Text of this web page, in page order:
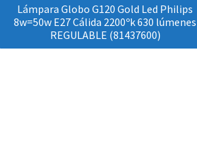
Lámpara Globo G120 Gold Led Philips
8w=50w E27 Cálida 2200ºk 630 lúmenes
REGULABLE (81437600)